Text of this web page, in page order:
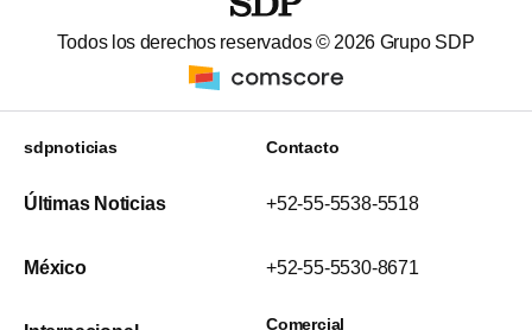
Todos los derechos reservados © 2026 Grupo SDP
sdpnoticias
Últimas Noticias
México
Contacto
+52-55-5538-5518
+52-55-5530-8671
Comercial